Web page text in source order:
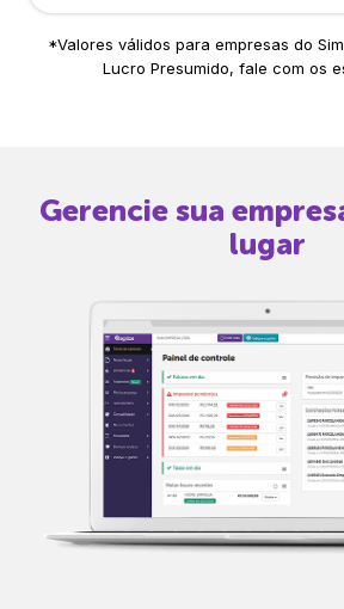
*Valores válidos para empresas do
Lucro Presumido, fale com os
Gerencie sua
lugar